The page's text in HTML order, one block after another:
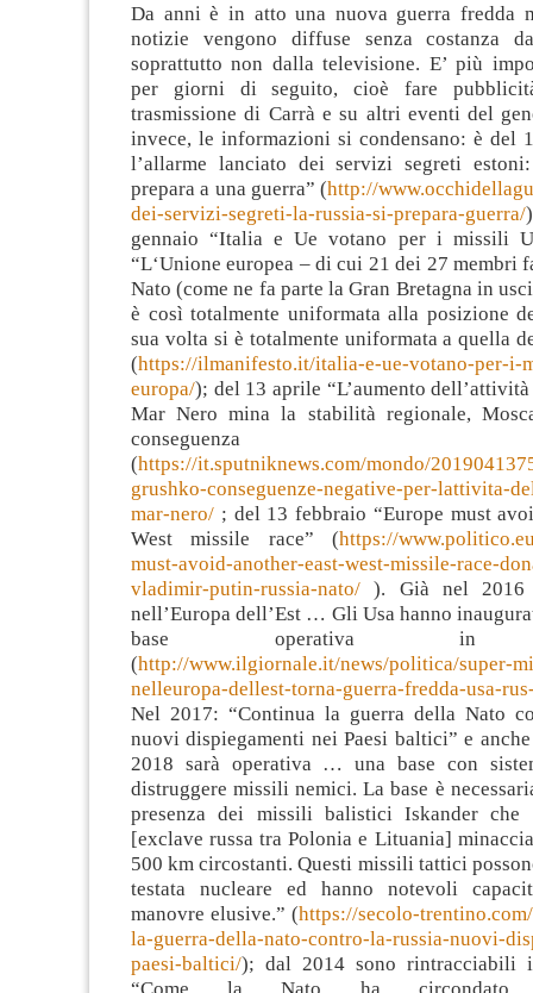
Da anni è in atto una nuova guerra fredda
notizie vengono diffuse senza costanza
soprattutto non dalla televisione. E’ più
per giorni di seguito, cioè fare
trasmissione di Carrà e su altri eventi del
invece, le informazioni si condensano: è del
l’allarme lanciato dei servizi segreti
prepara a una guerra” (http://
dei-servizi-segreti-la-russia-si-prepara-guerra/
gennaio “Italia e Ue votano per i missili
“L‘Unione europea – di cui 21 dei 27 membri
Nato (come ne fa parte la Gran Bretagna in
è così totalmente uniformata alla posizione
sua volta si è totalmente uniformata a quella
(https://ilmanifesto.it/italia-e-ue-votano-per-i-
europa/); del 13 aprile “L’aumento
Mar Nero mina la stabilità regionale,
(https://it.sputniknews.com/mondo/
grushko-conseguenze-negative-per-lattivita-
mar-nero/ ; del 13 febbraio “Europe must
West missile race” (https://
must-avoid-another-east-west-missile-race-
vladimir-putin-russia-nato/ ). Già nel 2016
nell’Europa dell’Est … Gli Usa hanno
base operativa in
(http://www.ilgiornale.it/news/politica/super-
nelleuropa-dellest-torna-guerra-fredda-usa-
Nel 2017: “Continua la guerra della Nato
nuovi dispiegamenti nei Paesi baltici” e
2018 sarà operativa … una base con
distruggere missili nemici. La base è
presenza dei missili balistici Iskander che
[exclave russa tra Polonia e Lituania]
500 km circostanti. Questi missili tattici
testata nucleare ed hanno notevoli
manovre elusive.” (https://secolo-
la-guerra-della-nato-contro-la-russia-nuovi-
paesi-baltici/); dal 2014 sono rintracciabili